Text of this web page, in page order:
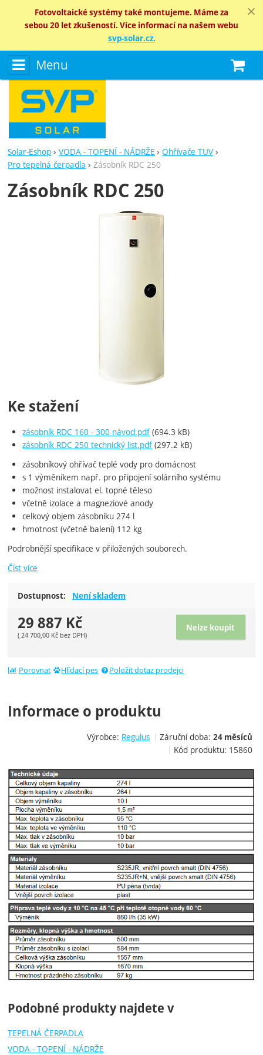
Fotovoltaické systémy také montujeme. Máme za
sebou 20 let zkušeností. Více informací na našem webu
svp-solar.cz.
Menu
Solar-Eshop VODA - TOPENÍ - NÁDRŽE
Ohřívače TUV
Pro tepelná čerpadla
Zásobník RDC 250
Zásobník RDC 250
Ke stažení
zásobník RDC 160 - 300 návod.pdf (694.3 kB)
zásobník RDC 250 technický list.pdf (297.2 kB)
zásobníkový ohřívač teplé vody pro domácnost
s 1 výměníkem např. pro připojení solárního systému
možnost instalovat el. topné těleso
včetně izolace a magneziové anody
celkový objem zásobníku 274 l
hmotnost (včetně balení) 112 kg
Podrobnější specifikace v přiložených souborech.
Číst více
Dostupnost: Není skladem
29 887 Kč
( 24 700,00 Kč bez DPH)
Nelze koupit
Porovnat Hlídací pes Položit dotaz prodejci
Informace o produktu
Výrobce: Regulus Záruční doba: 24 měsíců
Kód produktu: 15860
Podobné produkty najdete v
TEPELNÁ ČERPADLA
VODA - TOPENÍ - NÁDRŽE